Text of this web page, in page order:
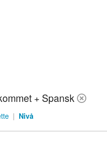
+ Spansk
| Nivå